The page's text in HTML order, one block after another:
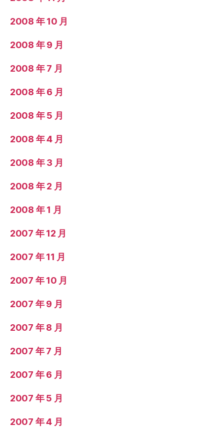
2008 年 10 月
2008 年 9 月
2008 年 7 月
2008 年 6 月
2008 年 5 月
2008 年 4 月
2008 年 3 月
2008 年 2 月
2008 年 1 月
2007 年 12 月
2007 年 11 月
2007 年 10 月
2007 年 9 月
2007 年 8 月
2007 年 7 月
2007 年 6 月
2007 年 5 月
2007 年 4 月